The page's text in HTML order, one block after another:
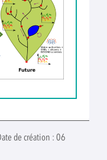
de création : 06